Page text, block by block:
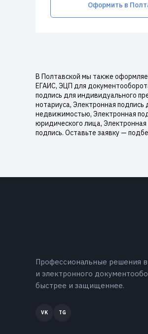
Оформить в
В Полтавской мы также
ЕГАИС, ЭЦП для
подпись для индивидуального
нотариуса, Электронная
недвижимостью, Электронная
юридического лица,
подпись. Оставьте заявку —
Профессиональные решения
и электронного
быстрее и защищеннее.